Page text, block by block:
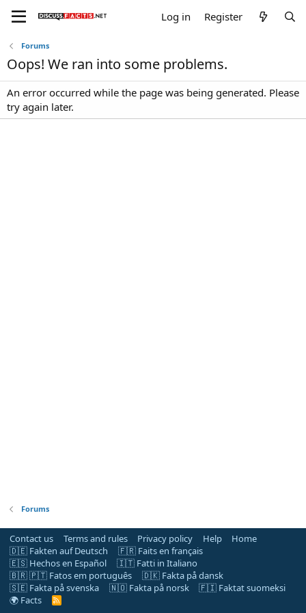
Log in Register
Forums
Oops! We ran into some problems.
An error occurred while the page was being generated. Please
try again later.
Forums
Contact us Terms and rules Privacy policy Help
Home
🇩🇪 Fakten auf Deutsch
🇫🇷 Faits en français
🇪🇸 Hechos en Español
🇮🇹 Fatti in Italiano
🇧🇷 🇵🇹 Fatos em português
🇩🇰 Fakta på dansk
🇸🇪 Fakta på svenska
🇳🇴 Fakta på norsk
🇫🇮 Faktat suomeksi
🌍 Facts
R